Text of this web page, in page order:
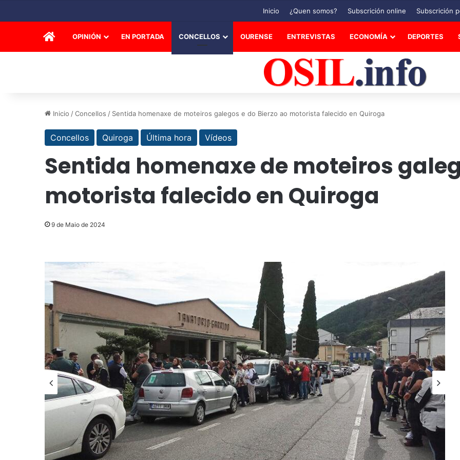
Inicio ¿Quen somos? Subscrición online Subscrición
INICIOOPINIÓN EN PORTADA CONCELLOS OURENSE ENTREVISTAS ECONOMÍA DEPORTES
Inicio /Concellos / Sentida homenaxe de moteiros galegos e do Bierzo ao motorista falecido en Quiroga
Concellos Quiroga Última hora Vídeos
Sentida homenaxe de moteiros
motorista falecido en Quiroga
9 de Maio de 2024